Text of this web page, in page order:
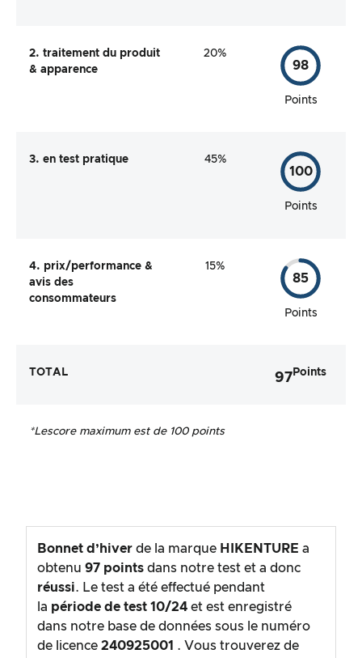
2. traitement du produit
& apparence
20%
98
Points
3. en test pratique 45%
100
Points
4. prix/performance &
avis des
consommateurs
15%
85
Points
TOTAL 97 Points
*Lescore maximum est de 100 points
Bonnet d’hiver de la marque HIKENTUREa
obtenu 97 pointsdans notre test et a donc
réussi. Le test a été effectué pendant
la période de test10/24 et est enregistré
dans notre base de données sous le numéro
de licence240925001 . Vous trouverez de